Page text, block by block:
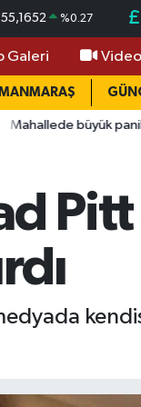
55,1652 %0.27
Galeri
panik yaşandı